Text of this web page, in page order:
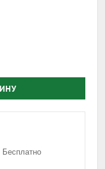
Бесплатно